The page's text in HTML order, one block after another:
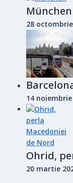
München
28
14 noiembrie
Ohrid,
20 martie